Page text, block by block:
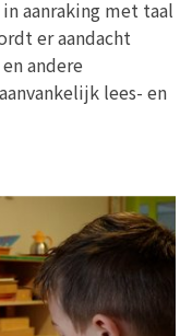
aanraking met taal
er aandacht
andere
lees- en